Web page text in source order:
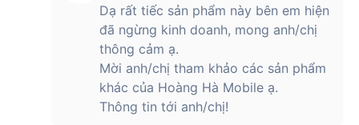
Dạ rất tiếc sản phẩm này bên em hiện
đã ngừng kinh doanh, mong anh/chị
thông cảm ạ.
Mời anh/chị tham khảo các sản phẩm
khác của Hoàng Hà Mobile ạ.
Thông tin tới anh/chị!